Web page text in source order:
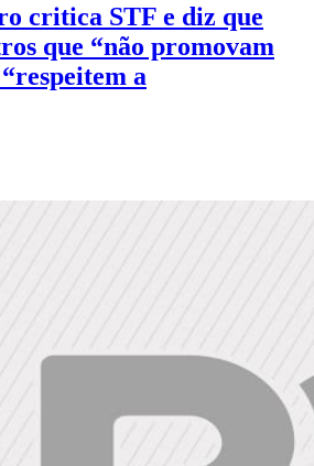
critica STF e diz que
que “não promovam
a